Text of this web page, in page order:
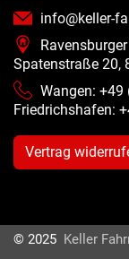
info@keller-
Spatenstraße 20,
Wangen:
Friedrichshafen:
Vertrag
© 2025 Keller